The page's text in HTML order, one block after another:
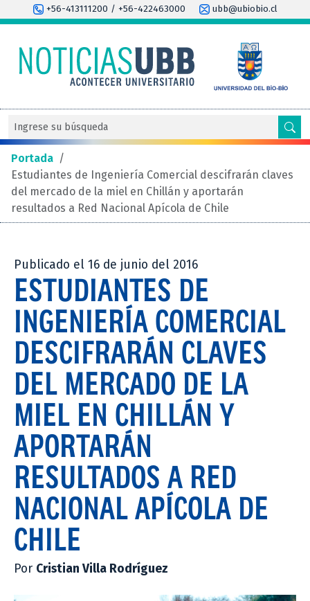
+56-413111200 / +56-422463000 ubb@ubiobio.cl
Portada /
Estudiantes de Ingeniería Comercial descifrarán claves
del mercado de la miel en Chillán y aportarán
resultados a Red Nacional Apícola de Chile
Publicado el 16 de junio del 2016
ESTUDIANTES DE
INGENIERÍA COMERCIAL
DESCIFRARÁN CLAVES
DEL MERCADO DE LA
MIEL EN CHILLÁN Y
APORTARÁN
RESULTADOS A RED
NACIONAL APÍCOLA DE
CHILE
Por Cristian Villa Rodríguez